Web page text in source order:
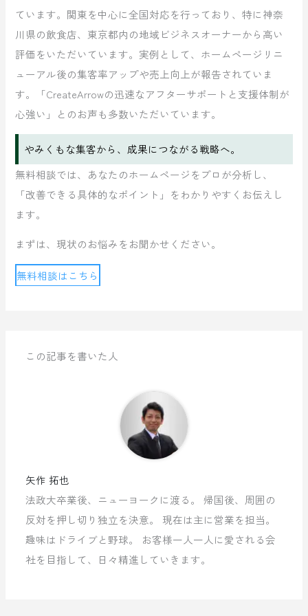
ています。関東を中心に全国対応を行っており、特に神奈
川県の飲食店、東京都内の地域ビジネスオーナーから高い
評価をいただいています。実例として、ホームページリニ
ューアル後の集客率アップや売上向上が報告されていま
す。「CreateArrowの迅速なアフターサポートと支援体制が
心強い」とのお声も多数いただいています。
やみくもな集客から、成果につながる戦略へ。
無料相談では、あなたのホームページをプロが分析し、
「改善できる具体的なポイント」をわかりやすくお伝えし
ます。
まずは、現状のお悩みをお聞かせください。
無料相談はこちら
この記事を書いた人
矢作 拓也
法政大卒業後、ニューヨークに渡る。 帰国後、周囲の
反対を押し切り独立を決意。 現在は主に営業を担当。
趣味はドライブと野球。 お客様一人一人に愛される会
社を目指して、日々精進していきます。